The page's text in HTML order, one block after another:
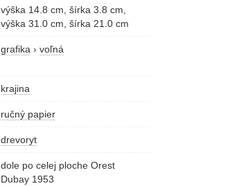
výška 14.8 cm, šírka 3.8 cm,
výška 31.0 cm, šírka 21.0 cm
grafika › voľná
krajina
ručný papier
drevoryt
dole po celej ploche Orest
Dubay 1953